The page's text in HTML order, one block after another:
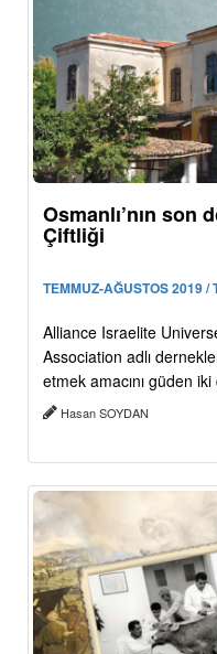
Osmanlı’nın son
Çiftliği
TEMMUZ-AĞUSTOS 2019 /
Alliance Israelite
Association adlı
etmek amacını güden
Hasan SOYDAN